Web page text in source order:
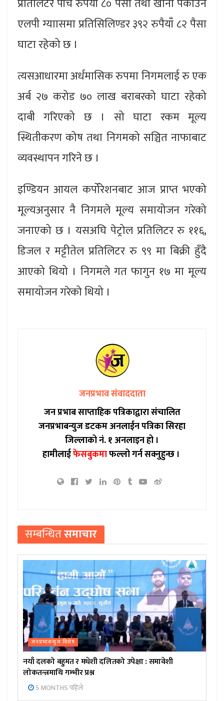
एलपी ग्याासमा प्रतिसिलिण्डर ३९२ रुपैयाँ ८२ पैसा
घाटा रहेको छ ।
त्यसआधारमा अर्धमासिक रुपमा निगमलाई रु एक
अर्ब २७ करोड ७० लाख बराबरको घाटा रहेको
दाबी गरिएको छ । सो घाटा रकम मूल्य
स्थितीकरण कोष तथा निगमको सञ्चित नाफाबाट
व्यवस्थापन गरिने छ ।
इण्डियन आयल कर्पोरेशनबाट आज प्राप्त भएको
मूल्यअनुसार नै निगमले मूल्य समायोजन गरेको
जनाएको छ । यसअघि पेट्रोल प्रतिलिटर रु ११६,
डिजल र मट्टीतेल प्रतिलिटर रु ९९ मा बिक्री हुँदै
आएको थियो । निगमले गत फागुन १७ मा मूल्य
समायोजन गरेको थियो ।
जनप्रभाव संवाददाता
जन प्रभाब साप्ताहिक पत्रिकाद्वारा संचालित
जनप्रभाबन्युज डटकम अनलाईन पत्रिका सिरहा
जिल्लाको नं. १ अनलाइन हो ।
हामीलाईफेसबुकमाफल्लो गर्न सक्नुहुन्छ ।
सम्बन्धितसमाचार
जनप्रभाबन्युज विशेष
नयाँ दलको बहुमत र मधेशी दलितको उपेक्षा : समावेशी
लोकतन्त्रमाथि गम्भीर प्रश्न
5 MONTHS पहिले